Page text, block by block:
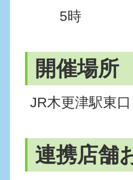
5時
開催場所
JR木更津駅東
連携店舗